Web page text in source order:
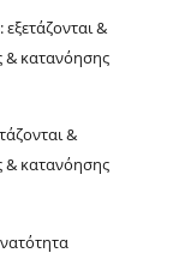
εξετάζονται &
& κατανόησης
&
& κατανόησης